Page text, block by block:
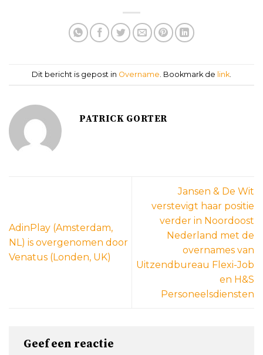
Dit bericht is gepost in Overname . Bookmark de link
PATRICK GORTER
AdinPlay (Amsterdam,
NL) is overgenomen door
Venatus (Londen, UK)
Jansen & De Wit
verstevigt haar positie
verder in Noordoost
Nederland met de
overnames van
Uitzendbureau Flexi-Job
en H&S
Personeelsdiensten
Geef een reactie